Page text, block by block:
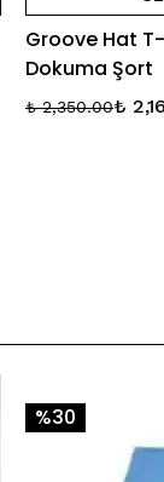
Groove Hat
Dokuma Şort
₺ 2,350.00₺
%30